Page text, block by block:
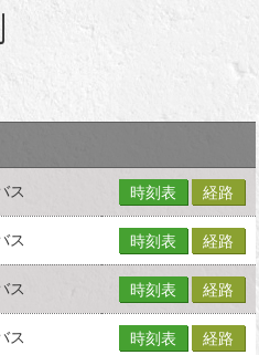
ス 時刻表 経路
ス 時刻表 経路
ス 時刻表 経路
ス 時刻表 経路